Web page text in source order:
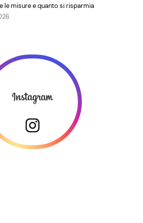
le misure e quanto si risparmia